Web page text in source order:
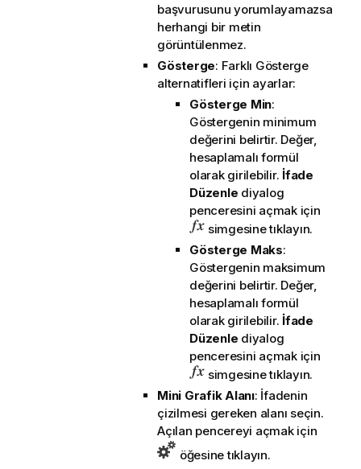
başvurusunu yorumlayamazsa
herhangi bir metin
görüntülenmez.
Gösterge: Farklı Gösterge
alternatifleri için ayarlar:
Gösterge Min:
Göstergenin minimum
değerini belirtir. Değer,
hesaplamalı formül
olarak girilebilir. İfade
Düzenle diyalog
penceresini açmak için
simgesine tıklayın.
Gösterge Maks:
Göstergenin maksimum
değerini belirtir. Değer,
hesaplamalı formül
olarak girilebilir. İfade
Düzenle diyalog
penceresini açmak için
simgesine tıklayın.
Mini Grafik Alanı: İfadenin
çizilmesi gereken alanı seçin.
Açılan pencereyi açmak için
öğesine tıklayın.